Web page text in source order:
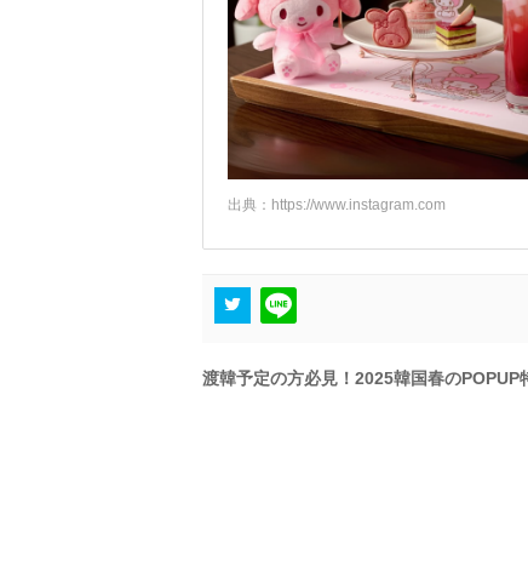
出典： https://www.instagram.com
渡韓予定の方必見！2025韓国春の